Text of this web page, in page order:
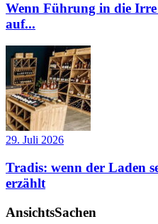
Wenn Führung in die
auf...
29. Juli 2026
Tradis: wenn der Laden
erzählt
AnsichtsSachen